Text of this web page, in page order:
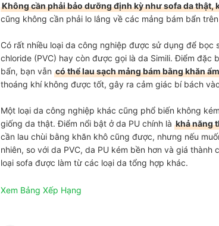
Không cần phải bảo dưỡng định kỳ như sofa da
cũng không cần phải lo lắng về các mảng bám bẩn
Có rất nhiều loại da công nghiệp được sử dụng để bọc
chloride (PVC) hay còn được gọi là da Simili. Điểm đặc
bẩn, bạn vẫn có thể lau sạch mảng bám bằng khăn ẩm
thoáng khí không được tốt, gây ra cảm giác bí bách
Một loại da công nghiệp khác cũng phổ biến không
giống da thật. Điểm nổi bật ở da PU chính là khả năng
cần lau chùi bằng khăn khô cũng được, nhưng nếu
nhiên, so với da PVC, da PU kém bền hơn và giá
loại sofa được làm từ các loại da tổng hợp khác.
Xem Bảng Xếp Hạng